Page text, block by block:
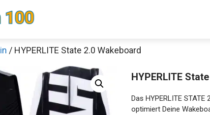
/ HYPERLITE State 2.0 Wakeboard
HYPERLITE
Das HYPERLITE STATE
optimiert Deine